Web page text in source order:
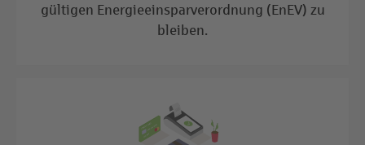
gültigen Energieeinsparverordnung (EnEV) zu
bleiben.